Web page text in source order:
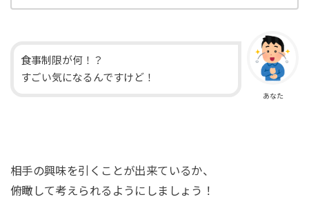
あなた
食事制限が何！？
すごい気になるんですけど！
相手の興味を引くことが出来ているか、
俯瞰して考えられるようにしましょう！